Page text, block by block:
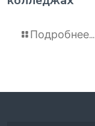
Подробнее...